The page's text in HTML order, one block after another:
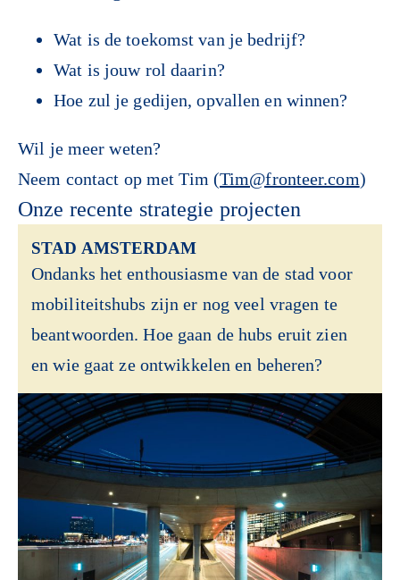
Wat is de toekomst van je bedrijf?
Wat is jouw rol daarin?
Hoe zul je gedijen, opvallen en winnen?
Wil je meer weten?
Neem contact op met Tim (Tim@fronteer.com)
Onze recente strategie projecten
STAD AMSTERDAM
Ondanks het enthousiasme van de stad voor
mobiliteitshubs zijn er nog veel vragen te
beantwoorden. Hoe gaan de hubs eruit zien
en wie gaat ze ontwikkelen en beheren?